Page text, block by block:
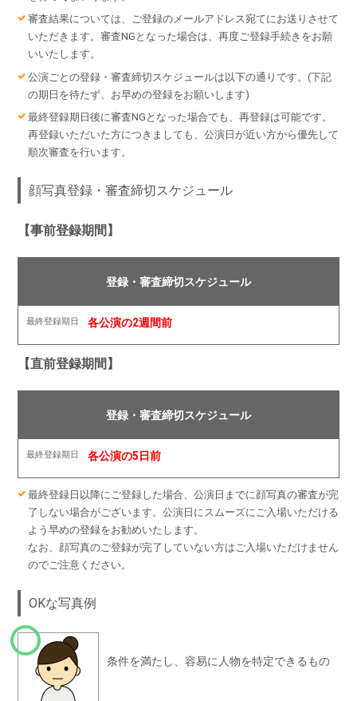
審査結果については、ご登録のメールアドレス宛てにお送りさせて
いただきます。審査NGとなった場合は、再度ご登録手続きをお願
いいたします。
公演ごとの登録・審査締切スケジュールは以下の通りです。(下記
の期日を待たず、お早めの登録をお願いします)
最終登録期日後に審査NGとなった場合でも、再登録は可能です。
再登録いただいた方につきましても、公演日が近い方から優先して
順次審査を行います。
顔写真登録・審査締切スケジュール
【事前登録期間】
各公演の2週間前
【直前登録期間】
各公演の5日前
最終登録日以降にご登録した場合、公演日までに顔写真の審査が完
了しない場合がございます。公演日にスムーズにご入場いただける
よう早めの登録をお勧めいたします。
なお、顔写真のご登録が完了していない方はご入場いただけません
のでご注意ください。
OKな写真例
条件を満たし、容易に人物を特定できるもの